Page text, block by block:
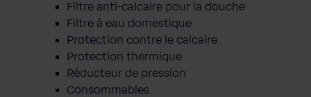
Filtre anti-calcaire pour la douche
Filtre à eau domestique
Protection contre le calcaire
Protection thermique
Réducteur de pression
Consommables